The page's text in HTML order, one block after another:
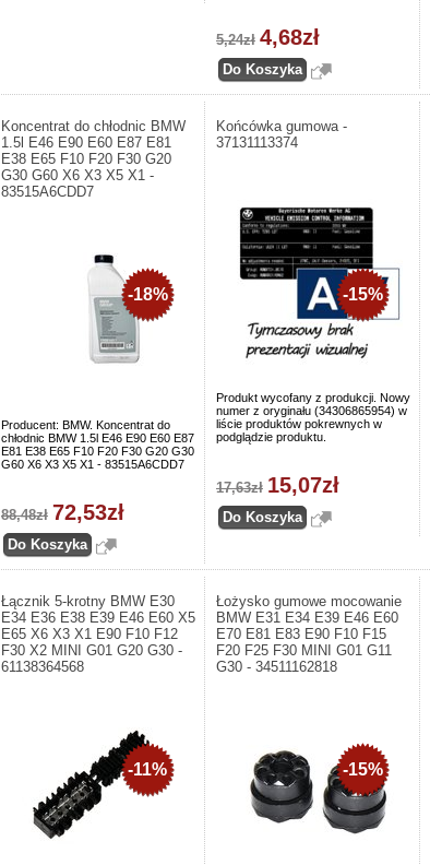
5,24zł 4,68zł
Koncentrat do chłodnic BMW
1.5l E46 E90 E60 E87 E81
E38 E65 F10 F20 F30 G20
G30 G60 X6 X3 X5 X1 -
83515A6CDD7
Producent: BMW. Koncentrat do
chłodnic BMW 1.5l E46 E90 E60 E87
E81 E38 E65 F10 F20 F30 G20 G30
G60 X6 X3 X5 X1 - 83515A6CDD7
-18%
88,48zł 72,53zł
Końcówka gumowa -
37131113374
Produkt wycofany z produkcji. Nowy
numer z oryginału (34306865954) w
liście produktów pokrewnych w
podglądzie produktu.
-15%
17,63zł 15,07zł
Łącznik 5-krotny BMW E30
E34 E36 E38 E39 E46 E60 X5
E65 X6 X3 X1 E90 F10 F12
F30 X2 MINI G01 G20 G30 -
61138364568
-11%
Łożysko gumowe mocowanie
BMW E31 E34 E39 E46 E60
E70 E81 E83 E90 F10 F15
F20 F25 F30 MINI G01 G11
G30 - 34511162818
-15%